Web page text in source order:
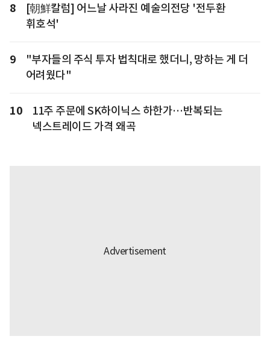
8
[朝鮮칼럼] 어느날 사라진 예술의전당 '전두환
휘호석'
9
"부자들의 주식 투자 법칙대로 했더니, 망하는 게 더
어려웠다"
10
11주 주문에 SK하이닉스 하한가…반복되는
넥스트레이드 가격 왜곡